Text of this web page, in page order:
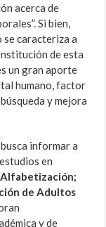
acerca de
Si bien,
se caracteriza a
de esta
un gran aporte
humano, factor
y mejora
informar a
en
Alfabetización;
de Adultos
y de